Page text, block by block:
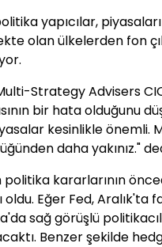
yapıcılar,
olan ülkelerden fon
Strategy Advisers
bir hata olduğunu
kesinlikle önemli.
daha yakınız."
politika kararlarının
oldu. Eğer Fed, Aralık'ta
sağ görüşlü
Benzer şekilde